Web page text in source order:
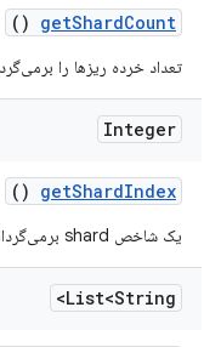
getShardCount
()
تعداد خرده ریزها را
Integer
getShardIndex
()
یک شاخص shard برمی‌گرداند.
List<String>